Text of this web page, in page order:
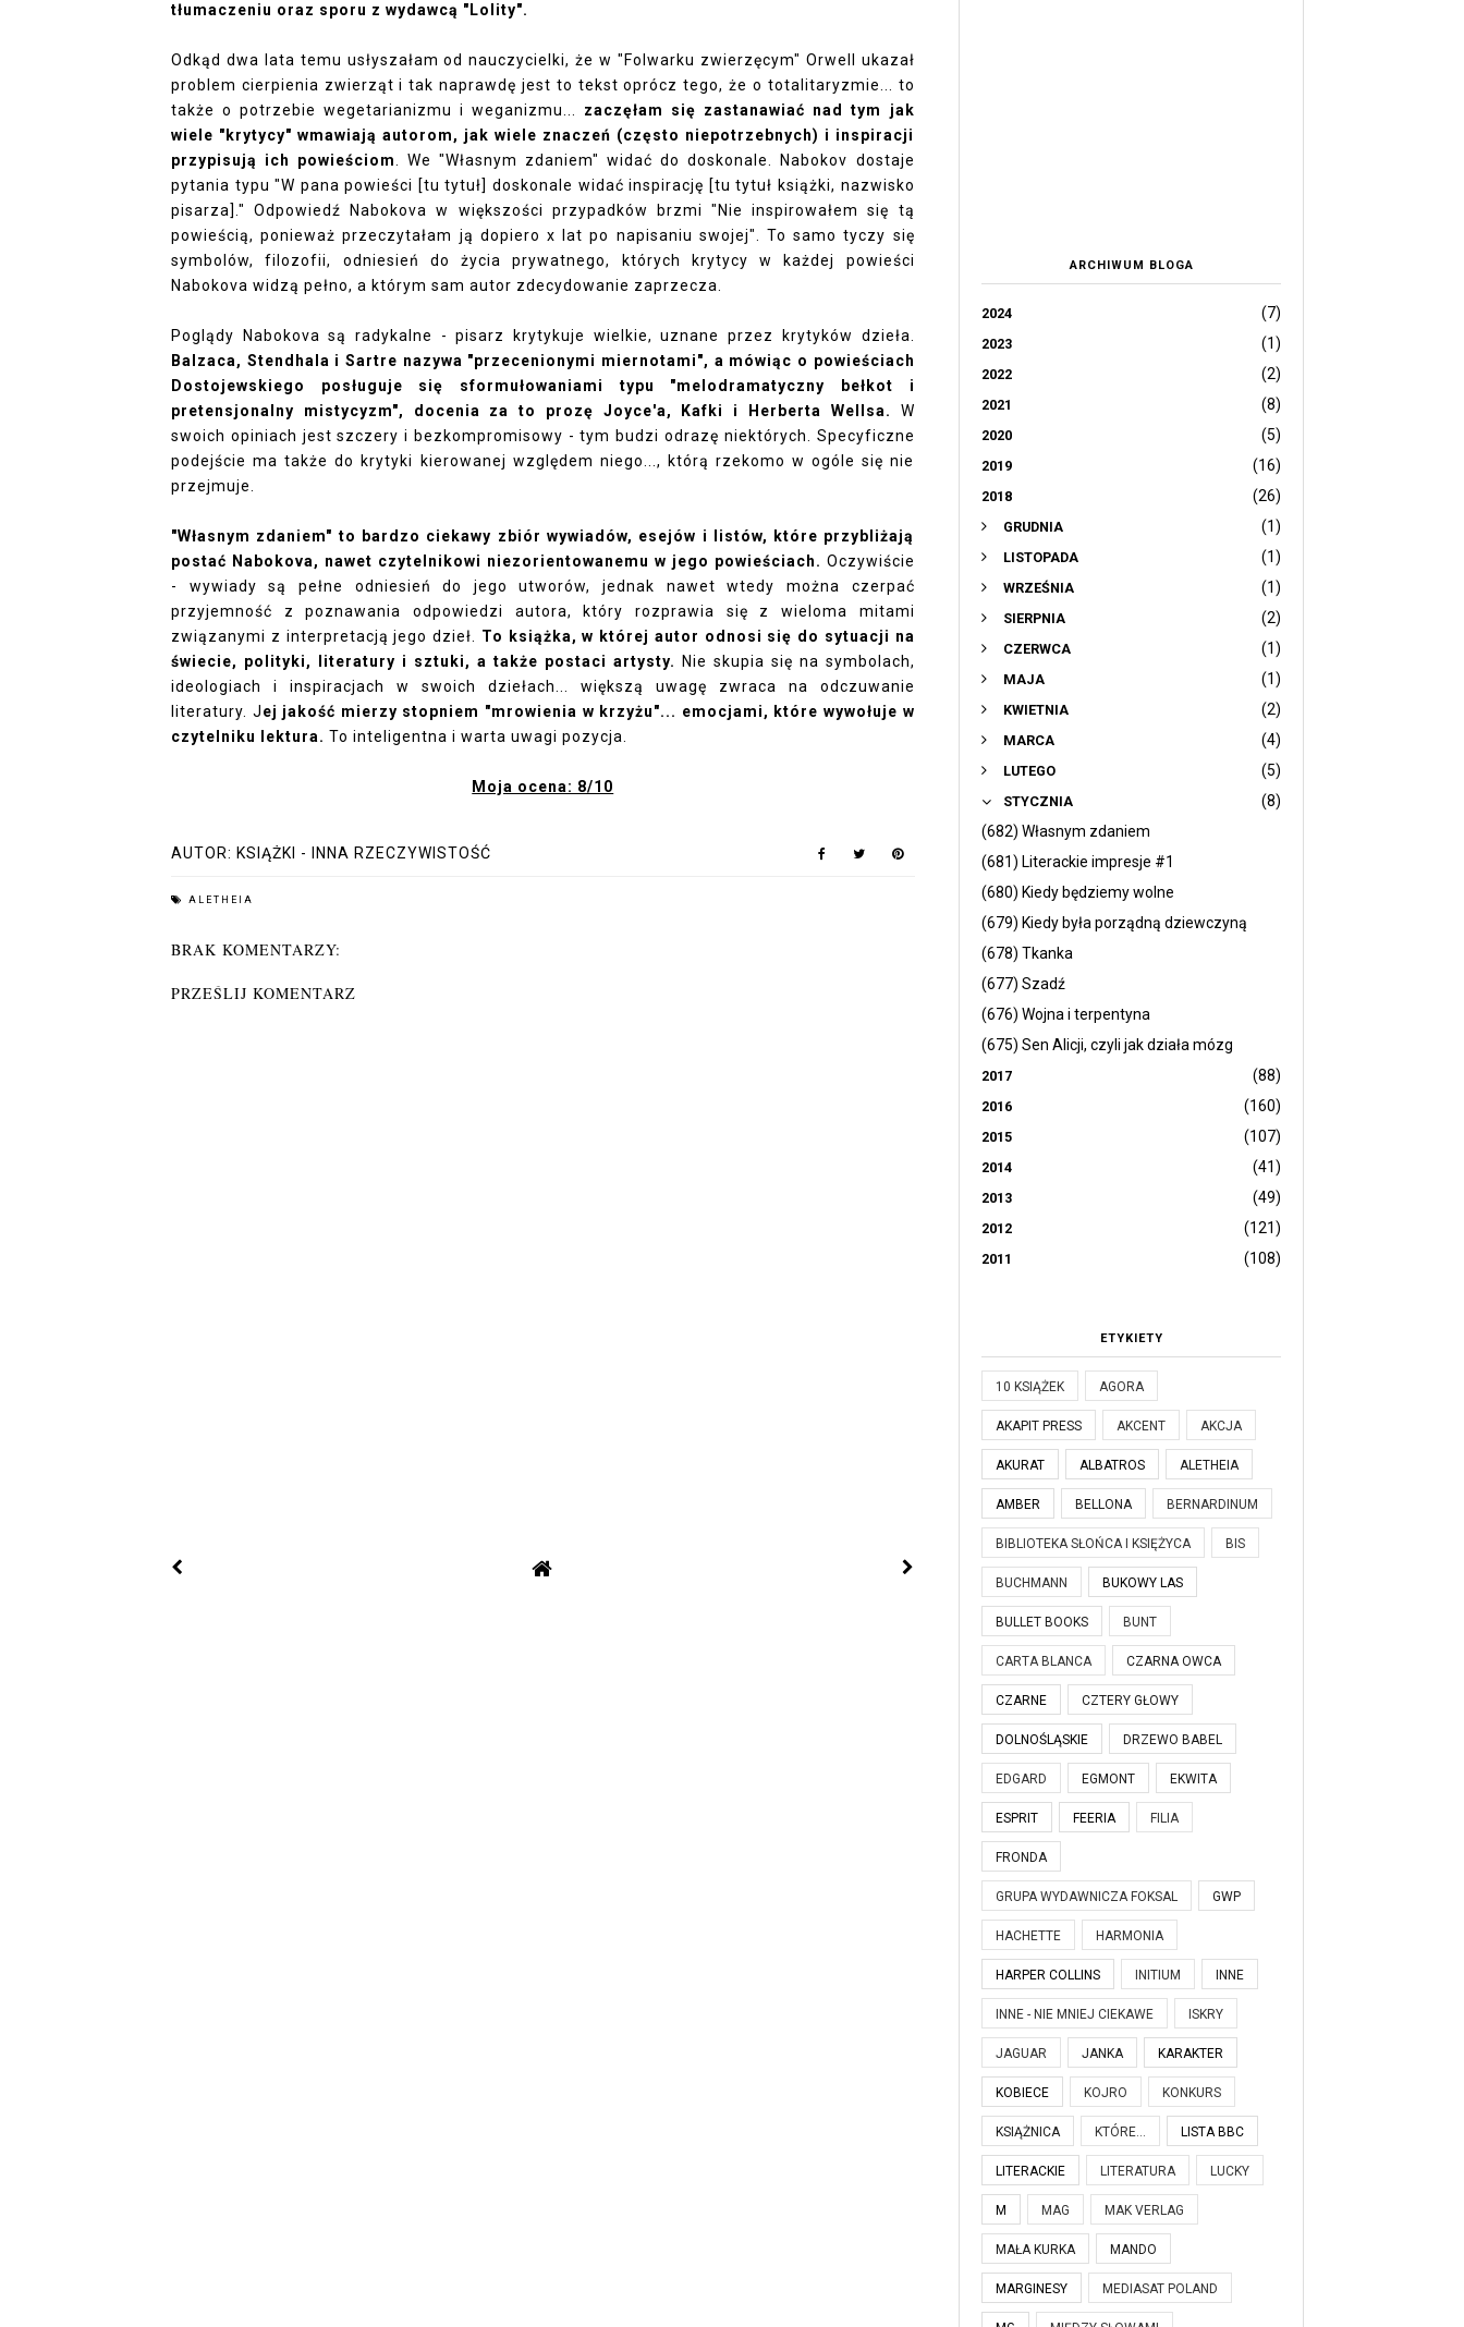
tłumaczeniu oraz sporu z wydawcą "Lolity".
Odkąd dwa lata temu usłyszałam od nauczycielki, że w "Folwarku zwierzęcym" Orwell ukazał
problem cierpienia zwierząt i tak naprawdę jest to tekst oprócz tego, że o totalitaryzmie... to
także o potrzebie wegetarianizmu i weganizmu... zaczęłam się zastanawiać nad tym jak
wiele "krytycy" wmawiają autorom, jak wiele znaczeń (często niepotrzebnych) i inspiracji
przypisują ich powieściom
. We "Własnym zdaniem" widać do doskonale. Nabokov dostaje
pytania typu "W pana powieści [tu tytuł] doskonale widać inspirację [tu tytuł książki, nazwisko
pisarza]." Odpowiedź Nabokova w większości przypadków brzmi "Nie inspirowałem się tą
powieścią, ponieważ przeczytałam ją dopiero x lat po napisaniu swojej". To samo tyczy się
symbolów, filozofii, odniesień do życia prywatnego, których krytycy w każdej powieści
Nabokova widzą pełno, a którym sam autor zdecydowanie zaprzecza.
Poglądy Nabokova są radykalne - pisarz krytykuje wielkie, uznane przez krytyków dzieła.
Balzaca, Stendhala i Sartre nazywa "przecenionymi miernotami", a mówiąc o powieściach
Dostojewskiego posługuje się sformułowaniami typu "melodramatyczny bełkot i
pretensjonalny mistycyzm", docenia za to prozę Joyce'a, Kafki i Herberta Wellsa.
W
swoich opiniach jest szczery i bezkompromisowy - tym budzi odrazę niektórych. Specyficzne
podejście ma także do krytyki kierowanej względem niego..., którą rzekomo w ogóle się nie
przejmuje.
"Własnym zdaniem" to bardzo ciekawy zbiór wywiadów, esejów i listów, które przybliżają
postać Nabokova, nawet czytelnikowi niezorientowanemu w jego powieściach. Oczywiście
- wywiady są pełne odniesień do jego utworów, jednak nawet wtedy można czerpać
przyjemność z poznawania odpowiedzi autora, który rozprawia się z wieloma mitami
związanymi z interpretacją jego dzieł. To książka, w której autor odnosi się do sytuacji na
świecie, polityki, literatury i sztuki, a także postaci artysty.
Nie skupia się na symbolach,
ideologiach i inspiracjach w swoich dziełach... większą uwagę zwraca na odczuwanie
literatury. Jej jakość mierzy stopniem "mrowienia w krzyżu"... emocjami, które wywołuje w
czytelniku lektura. To inteligentna i warta uwagi pozycja.
Moja ocena: 8/10
AUTOR: KSIĄŻKI - INNA RZECZYWISTOŚĆ
ALETHEIA
BRAK KOMENTARZY:
PRZEŚLIJ KOMENTARZ
ARCHIWUM BLOGA
2024 (7)
2023 (1)
2022 (2)
2021 (8)
2020 (5)
2019 (16)
2018 (26)
GRUDNIA (1)
LISTOPADA (1)
WRZEŚNIA (1)
SIERPNIA (2)
CZERWCA (1)
MAJA (1)
KWIETNIA (2)
MARCA (4)
LUTEGO (5)
STYCZNIA
(8)
(682) Własnym zdaniem
(681) Literackie impresje #1
(680) Kiedy będziemy wolne
(679) Kiedy była porządną dziewczyną
(678) Tkanka
(677) Szadź
(676) Wojna i terpentyna
(675) Sen Alicji, czyli jak działa mózg
2017 (88)
2016 (160)
2015 (107)
2014 (41)
2013 (49)
2012 (121)
2011 (108)
ETYKIETY
10 KSIĄŻEK AGORA
AKAPIT PRESS AKCENT AKCJA
AKURAT ALBATROS ALETHEIA
AMBER BELLONA BERNARDINUM
BIBLIOTEKA SŁOŃCA I KSIĘŻYCA BIS
BUCHMANN BUKOWY LAS
BULLET BOOKS BUNT
CARTA BLANCA CZARNA OWCA
CZARNE CZTERY GŁOWY
DOLNOŚLĄSKIE DRZEWO BABEL
EDGARD EGMONT EKWITA
ESPRIT FEERIA FILIA
FRONDA
GRUPA WYDAWNICZA FOKSAL GWP
HACHETTE HARMONIA
HARPER COLLINS INITIUM INNE
INNE - NIE MNIEJ CIEKAWE ISKRY
JAGUAR JANKA KARAKTER
KOBIECE KOJRO KONKURS
KSIĄŻNICA KTÓRE... LISTA BBC
LITERACKIE LITERATURA LUCKY
M MAG MAK VERLAG
MAŁA KURKA MANDO
MARGINESY MEDIASAT POLAND